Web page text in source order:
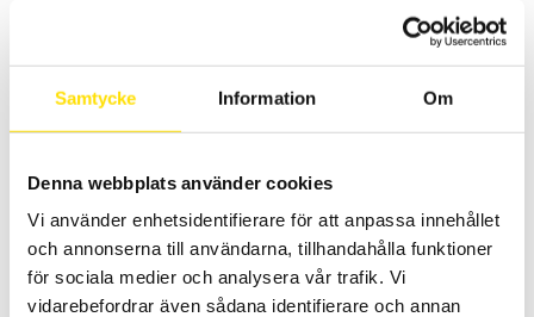
Samtycke Information Om
Denna webbplats använder cookies
Vi använder enhetsidentifierare för att anpassa innehållet
och annonserna till användarna, tillhandahålla funktioner
för sociala medier och analysera vår trafik. Vi
vidarebefordrar även sådana identifierare och annan
av temperatur. De finns med 1- eller 2- ingångar för termoelement
1,510.00 kr –2,270.00krPrisintervall:
1,510.00 kr
LÄS MER